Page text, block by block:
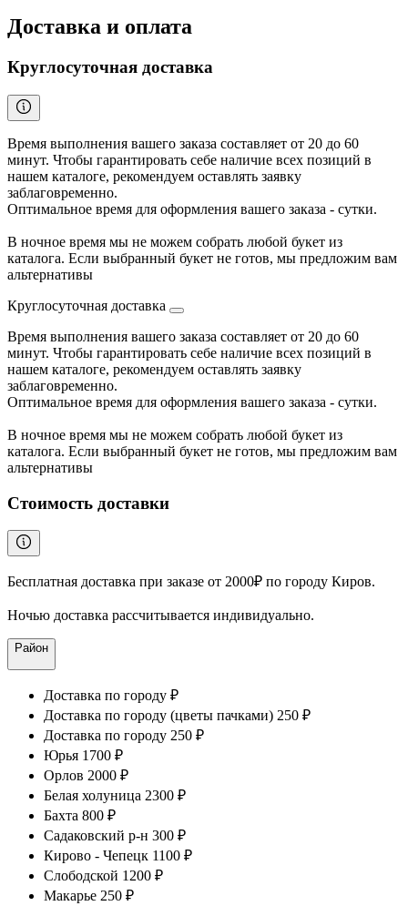
Доставка и оплата
Круглосуточная доставка
Время выполнения вашего заказа составляет от 20 до 60
минут. Чтобы гарантировать себе наличие всех позиций в
нашем каталоге, рекомендуем оставлять заявку
заблаговременно.
Оптимальное время для оформления вашего заказа - сутки.
В ночное время мы не можем собрать любой букет из
каталога. Если выбранный букет не готов, мы предложим вам
альтернативы
Круглосуточная доставка
Время выполнения вашего заказа составляет от 20 до 60
минут. Чтобы гарантировать себе наличие всех позиций в
нашем каталоге, рекомендуем оставлять заявку
заблаговременно.
Оптимальное время для оформления вашего заказа - сутки.
В ночное время мы не можем собрать любой букет из
каталога. Если выбранный букет не готов, мы предложим вам
альтернативы
Стоимость доставки
Бесплатная доставка при заказе от 2000₽ по городу Киров.
Ночью доставка рассчитывается индивидуально.
Район
Доставка по городу ₽
Доставка по городу (цветы пачками) 250 ₽
Доставка по городу 250 ₽
Юрья 1700 ₽
Орлов 2000 ₽
Белая холуница 2300 ₽
Бахта 800 ₽
Садаковский р-н 300 ₽
Кирово - Чепецк 1100 ₽
Слободской 1200 ₽
Макарье 250 ₽